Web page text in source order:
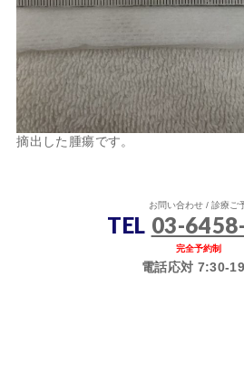
摘出した腫瘍です。
お問い合わせ / 診療ご
TEL 03-
完全予約制
電話応対 7:30-